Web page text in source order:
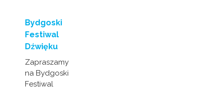
Bydgoski
Festiwal
Dźwięku
Zapraszamy
na Bydgoski
Festiwal